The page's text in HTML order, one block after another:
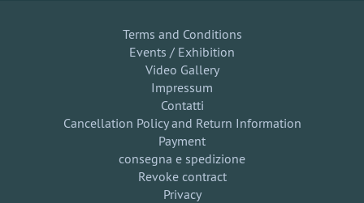
Terms and Conditions
Events / Exhibition
Video Gallery
Impressum
Contatti
Cancellation Policy and Return Information
Payment
consegna e spedizione
Revoke contract
Privacy